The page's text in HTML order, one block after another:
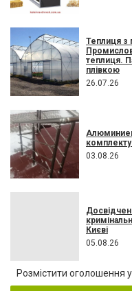
Теплиця з
теплиця.
плівкою
26.07.26
03.08.26
Києві
05.08.26
Розмістити оголошення